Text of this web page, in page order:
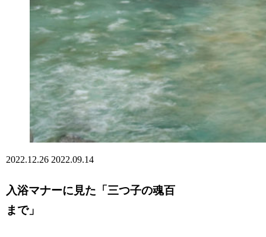
2022.12.26 2022.09.14
入浴マナーに見た「三つ子の魂百
まで」